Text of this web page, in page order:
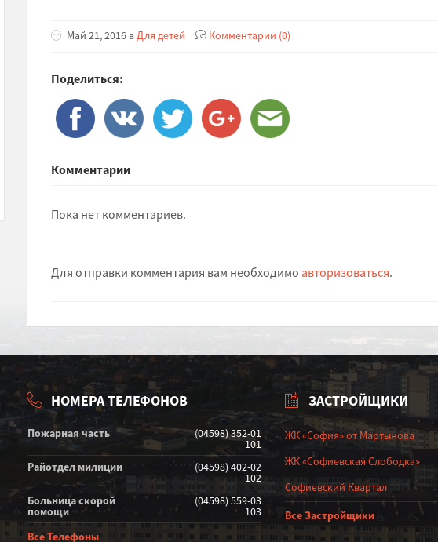
Май 21, 2016 вДля детей Комментарии (0)
Поделиться:
Комментарии
Пока нет комментариев.
Для отправки комментария вам необходимо авторизоваться.
НОМЕРА ТЕЛЕФОНОВ
Пожарная часть (04598) 352-01
101
Райотдел милиции
(04598) 402-02
102
Больница скорой
помощи
(04598) 559-03
103
Все Телефоны
ЗАСТРОЙЩИКИ
ЖК «София» от Мартынова
ЖК «Софиевская Слободка»
Софиевский Квартал
Все Застройщики